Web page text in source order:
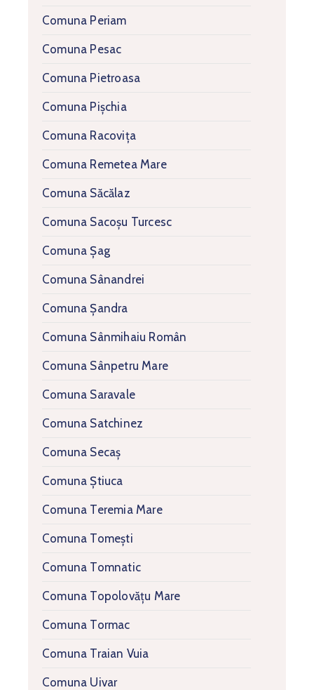
Comuna Periam
Comuna Pesac
Comuna Pietroasa
Comuna Pișchia
Comuna Racovița
Comuna Remetea Mare
Comuna Săcălaz
Comuna Sacoșu Turcesc
Comuna Șag
Comuna Sânandrei
Comuna Șandra
Comuna Sânmihaiu Român
Comuna Sânpetru Mare
Comuna Saravale
Comuna Satchinez
Comuna Secaș
Comuna Știuca
Comuna Teremia Mare
Comuna Tomești
Comuna Tomnatic
Comuna Topolovățu Mare
Comuna Tormac
Comuna Traian Vuia
Comuna Uivar